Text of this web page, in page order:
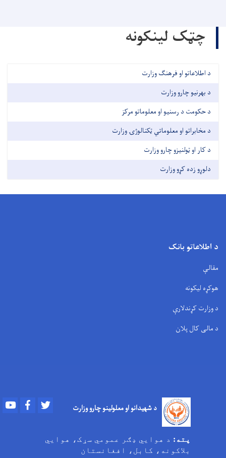
چټک لینکونه
د اطلاعاتو او فرهنګ وزارت
د بهرنیو چارو وزارت
د حکومت د رسنیو او معلوماتو مرکز
د مخابراتو او معلوماتي ټکنالوژۍ وزارت
د کار او ټولنیزو چارو وزارت
دلوړو زده کړو وزارت
د اطلاعاتو بانک
مقالې
هوکړه لیکونه
د وزارت کړندلارې
د مالی کال پلان
د شهیدانو او معلولینو چارو وزارت Youtube Facebook Twitter
پته: د هوایي ډګر عمومي سړک، هوایي
بلاکونه، کابل، افغانستان